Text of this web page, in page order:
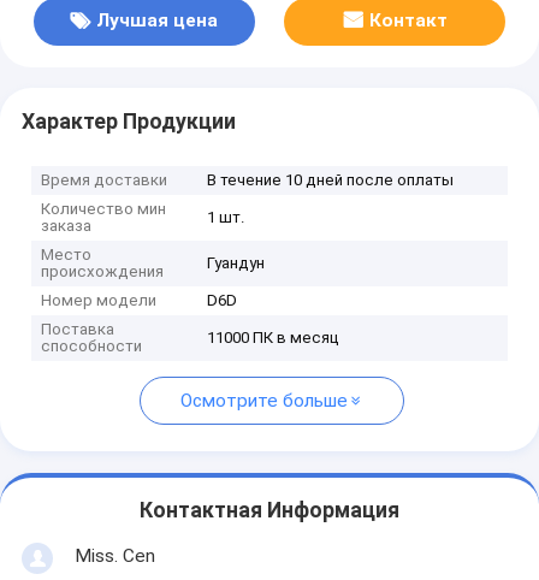
Лучшая цена Контакт
Характер Продукции
Время доставки
В течение 10 дней после оплаты
Количество мин
заказа
1 шт.
Место
происхождения
Гуандун
Номер модели
D6D
Поставка
способности
11000 ПК в месяц
Осмотрите больше
Контактная Информация
Miss. Cen